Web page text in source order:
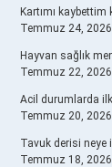
Kartımı
Temmuz 24, 2026
Hayvan sağlık
Temmuz 22, 2026
Acil durumlarda
Temmuz 20, 2026
Tavuk derisi neye
Temmuz 18, 2026